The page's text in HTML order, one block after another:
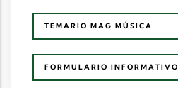
TEMARIO MAG MÚSICA
FORMULARIO INFORMATIVO